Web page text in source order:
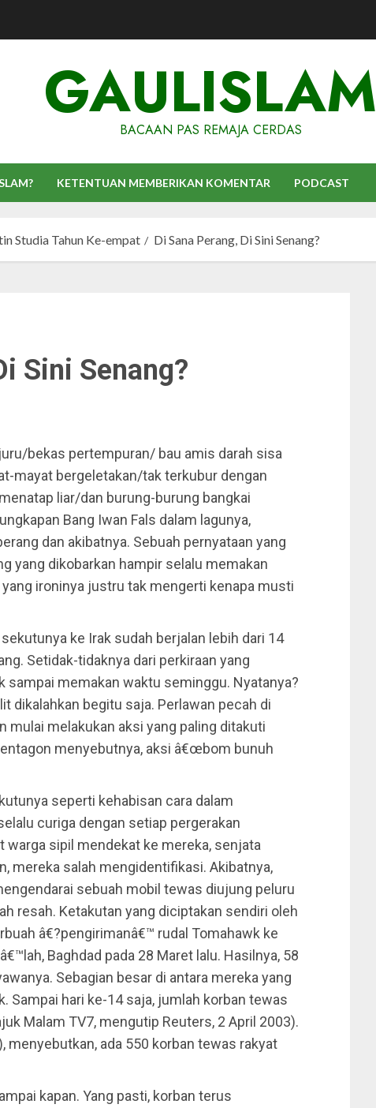
GAULISLAM
BACAAN PAS REMAJA CERDAS
KETENTUAN MEMBERIKAN KOMENTAR PODCAST
Studia Tahun Ke-empat Di Sana Perang, Di Sini Senang?
Sini Senang?
bekas pertempuran/ bau amis darah sisa
mayat bergeletakan/tak terkubur dengan
liar/dan burung-burung bangkai
Bang Iwan Fals dalam lagunya,
dan akibatnya. Sebuah pernyataan yang
yang dikobarkan hampir selalu memakan
ironinya justru tak mengerti kenapa musti
ke Irak sudah berjalan lebih dari 14
Setidak-tidaknya dari perkiraan yang
sampai memakan waktu seminggu. Nyatanya?
dikalahkan begitu saja. Perlawan pecah di
mulai melakukan aksi yang paling ditakuti
menyebutnya, aksi â€œbom bunuh
seperti kehabisan cara dalam
curiga dengan setiap pergerakan
warga sipil mendekat ke mereka, senjata
mereka salah mengidentifikasi. Akibatnya,
sebuah mobil tewas diujung peluru
resah. Ketakutan yang diciptakan sendiri oleh
â€?pengirimanâ€™ rudal Tomahawk ke
Baghdad pada 28 Maret lalu. Hasilnya, 58
Sebagian besar di antara mereka yang
Sampai hari ke-14 saja, jumlah korban tewas
Malam TV7, mengutip Reuters, 2 April 2003).
menyebutkan, ada 550 korban tewas rakyat
kapan. Yang pasti, korban terus